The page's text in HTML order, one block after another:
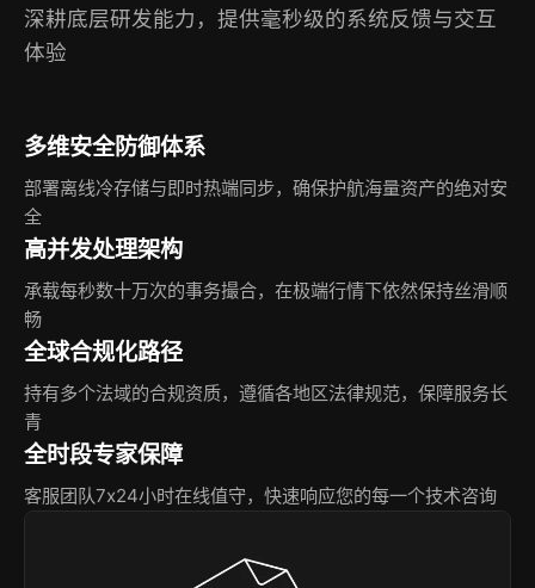
深耕底层研发能力，提供毫秒级的系统反馈与交互
体验
多维安全防御体系
部署离线冷存储与即时热端同步，确保护航海量资产的绝对安
全
高并发处理架构
承载每秒数十万次的事务撮合，在极端行情下依然保持丝滑顺
畅
全球合规化路径
持有多个法域的合规资质，遵循各地区法律规范，保障服务长
青
全时段专家保障
客服团队7x24小时在线值守，快速响应您的每一个技术咨询